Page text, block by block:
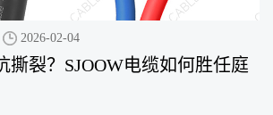
2026-02-04
撕裂？SJOOW电缆如何胜任庭